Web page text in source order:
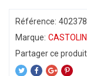
Référence: 402378
Marque: CASTOLIN